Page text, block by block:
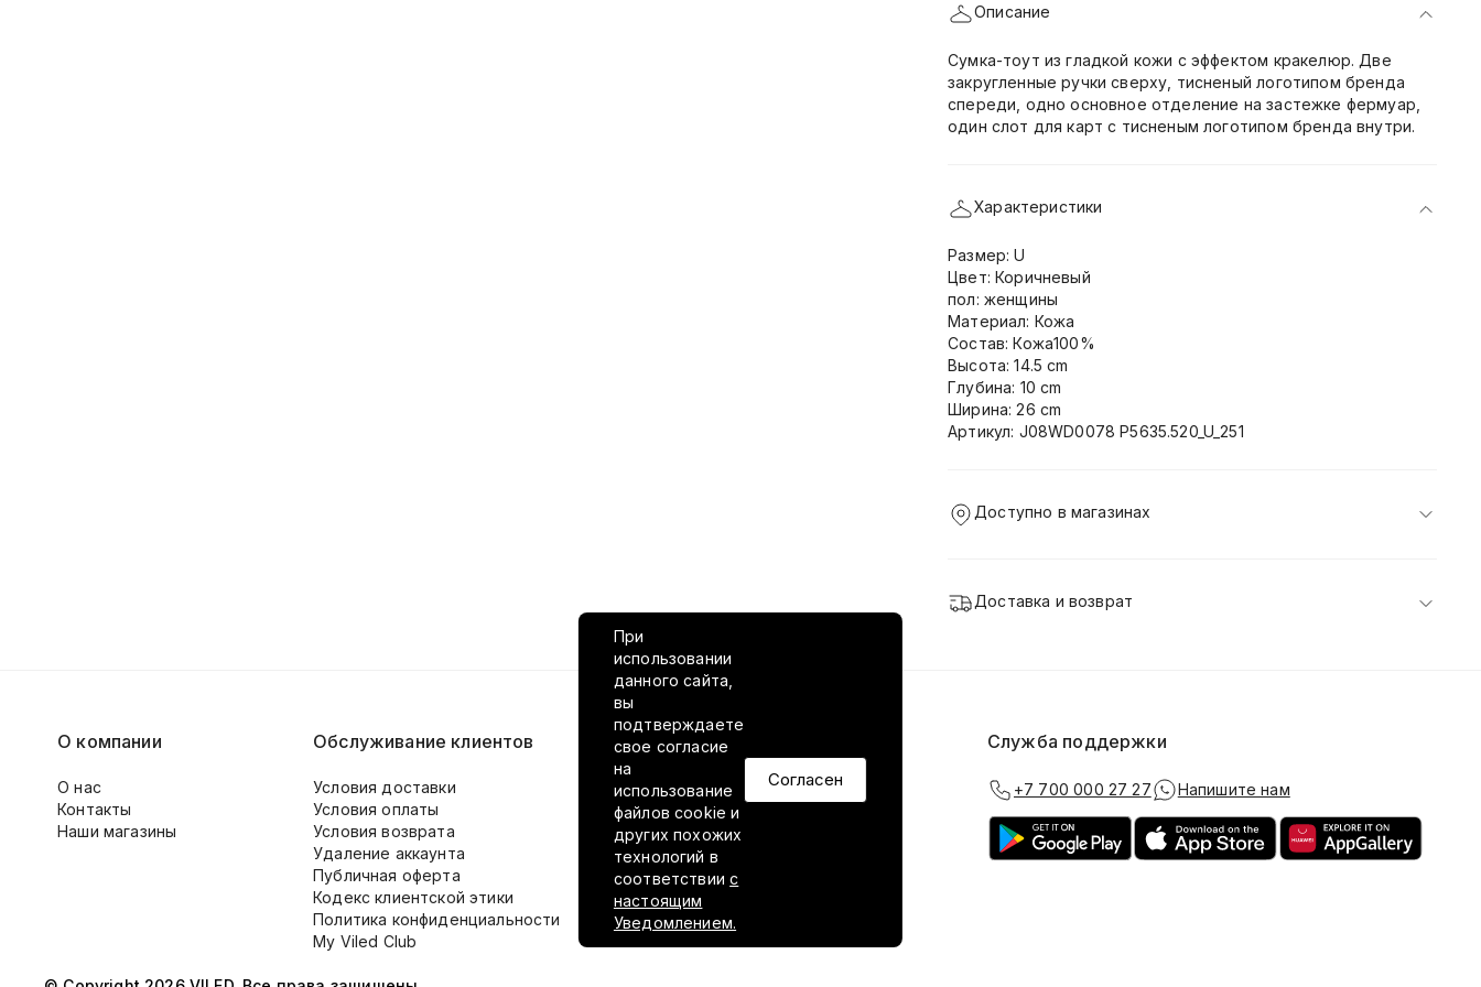
Описание
Сумка-тоут из гладкой кожи с эффектом кракелюр. Две
закругленные ручки сверху, тисненый логотипом бренда
спереди, одно основное отделение на застежке фермуар,
один слот для карт с тисненым логотипом бренда внутри.
Характеристики
Размер: U
Цвет: Коричневый
пол: женщины
Материал: Кожа
Состав: Кожа100%
Высота: 14.5 cm
Глубина: 10 cm
Ширина: 26 cm
Артикул: J08WD0078 P5635.520_U_251
Доступно в магазинах
Доставка и возврат
При
использовании
данного сайта,
вы
подтверждаете
свое согласие
на
использование
файлов cookie и
других похожих
технологий в
соответствиис
настоящим
Уведомлением.
Согласен
О компании
О нас
Контакты
Наши магазины
Обслуживание клиентов
Условия доставки
Условия оплаты
Условия возврата
Удаление аккаунта
Публичная оферта
Кодекс клиентской этики
Политика конфиденциальности
My Viled Club
VILED в соцсетях Служба поддержки
+7 700 000 27 27 Напишите нам